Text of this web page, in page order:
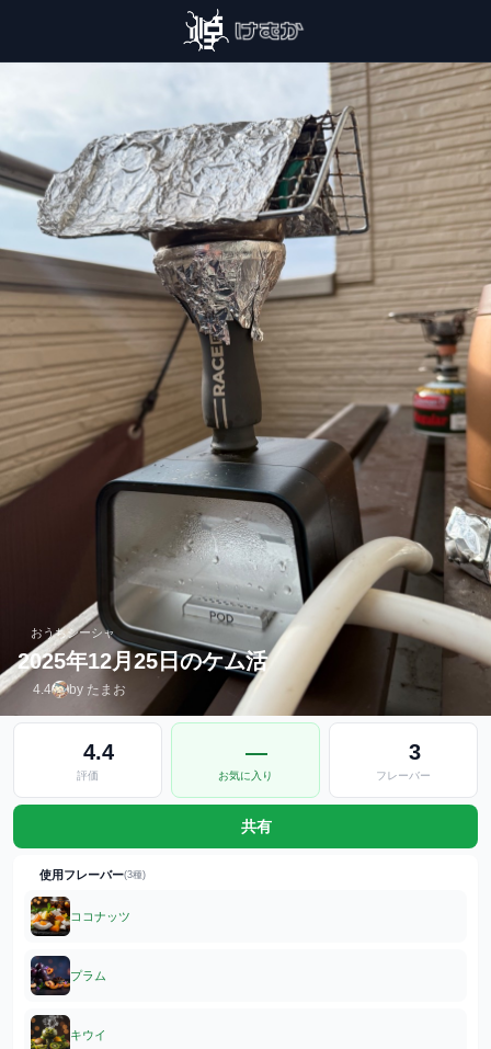
おうちシーシャ
2025年12月25日のケム活
4.4 by たまお
4.4
評価
—
お気に入り
3
フレーバー
共有
使用フレーバー(3種)
ココナッツ
プラム
キウイ